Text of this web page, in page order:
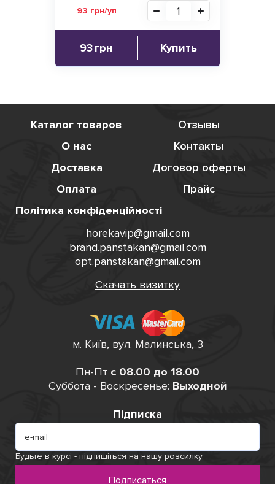
93 грн/уп
93грн Купить
Пн-Пт с 08.00 до 18.00
Суббота - Воскресенье: Выходной
Підписка
Будьте в курсі - підпишіться на нашу розсилку.
Подписаться
Каталог товаров
Отзывы
О нас
Контакты
Доставка
Договор оферты
Оплата
Прайс
Політика конфіденційності
horekavip@gmail.com
brand.panstakan@gmail.com
opt.panstakan@gmail.com
Скачать визитку
м. Київ, вул. Малинська, 3